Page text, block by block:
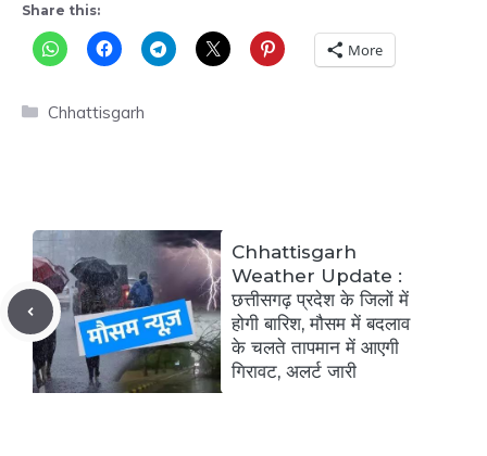
Share this:
More
Categories
Chhattisgarh
Chhattisgarh
Weather Update :
छत्तीसगढ़ प्रदेश के जिलों में
होगी बारिश, मौसम में बदलाव
के चलते तापमान में आएगी
गिरावट, अलर्ट जारी